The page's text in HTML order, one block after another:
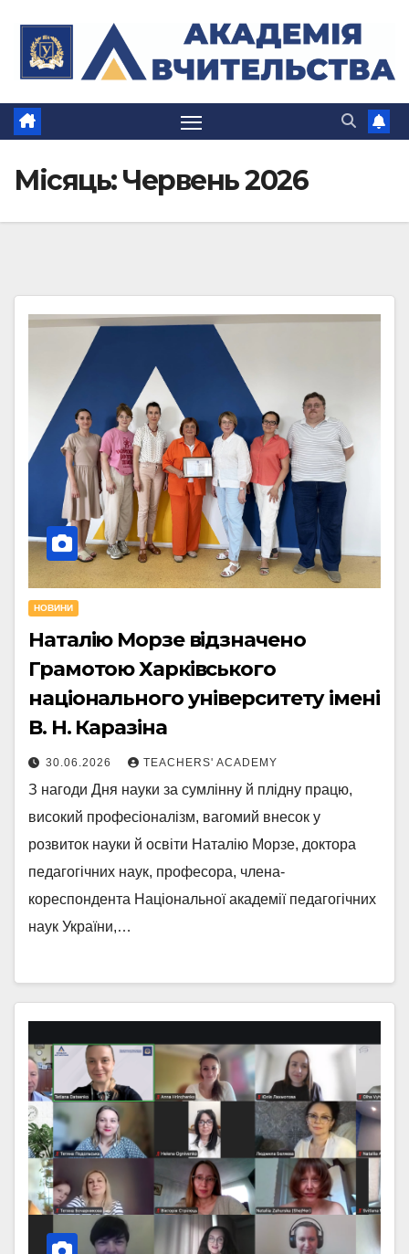
вмісту
Місяць:Червень 2026
НОВИНИ
Наталію Морзе відзначено
Грамотою Харківського
національного університету імені
В. Н. Каразіна
30.06.2026 TEACHERS' ACADEMY
З нагоди Дня науки за сумлінну й плідну працю,
високий професіоналізм, вагомий внесок у
розвиток науки й освіти Наталію Морзе, доктора
педагогічних наук, професора, члена-
кореспондента Національної академії педагогічних
наук України,…